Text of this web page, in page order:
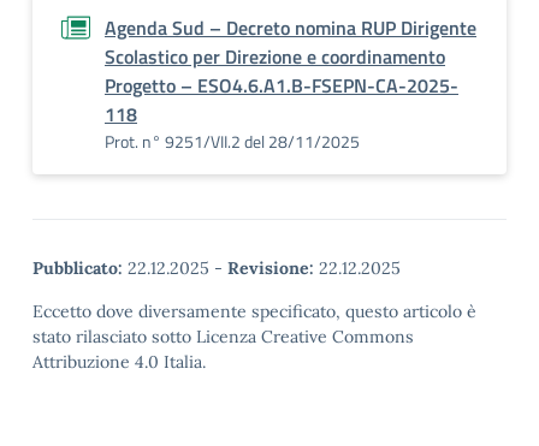
Agenda Sud – Decreto nomina RUP Dirigente
Scolastico per Direzione e coordinamento
Progetto – ESO4.6.A1.B-FSEPN-CA-2025-
118
Prot. n° 9251/VII.2 del 28/11/2025
Pubblicato: 22.12.2025 - Revisione: 22.12.2025
Eccetto dove diversamente specificato, questo articolo è
stato rilasciato sotto Licenza Creative Commons
Attribuzione 4.0 Italia.